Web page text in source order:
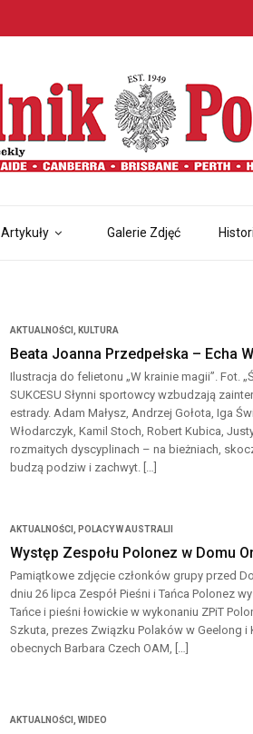
Artykuły Galerie Zdjęć
AKTUALNOŚCI KULTURA
Beata Joanna Przedpełska – Echa
Ilustracja do felietonu „W krainie magii”. Fot.
SUKCESU Słynni sportowcy wzbudzają
estrady. Adam Małysz, Andrzej Gołota, Iga
Włodarczyk, Kamil Stoch, Robert Kubica,
rozmaitych dyscyplinach – na bieżniach,
budzą podziw i zachwyt. […]
AKTUALNOŚCI POLACY W AUSTRALII
Występ Zespołu Polonez w Domu
Pamiątkowe zdjęcie członków grupy przed
dniu 26 lipca Zespół Pieśni i Tańca Polonez
Tańce i pieśni łowickie w wykonaniu ZPiT
Szkuta, prezes Związku Polaków w Geelong i
obecnych Barbara Czech OAM, […]
AKTUALNOŚCI ,WIDEO